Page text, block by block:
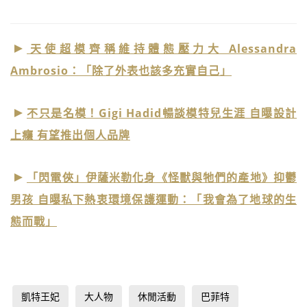
天使超模齊稱維持體態壓力大 Alessandra
Ambrosio：「除了外表也該多充實自己」
不只是名模！Gigi Hadid暢談模特兒生涯 自曝設計
上癮 有望推出個人品牌
「閃電俠」伊薩米勒化身《怪獸與牠們的產地》抑鬱
男孩 自曝私下熱衷環境保護運動：「我會為了地球的生
態而戰」
凱特王妃 大人物 休閒活動 巴菲特